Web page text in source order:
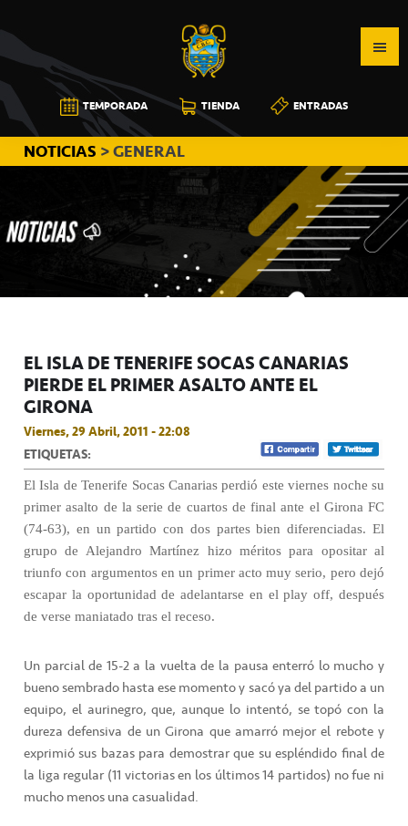
a
la
navegación
principal
al
contenido
principal
a
la
barra
lateral
principal
CB
CANARIAS
TEMPORADA TIENDA ENTRADAS
NOTICIAS > GENERAL
EL ISLA DE TENERIFE SOCAS CANARIAS
PIERDE EL PRIMER ASALTO ANTE EL
GIRONA
Viernes, 29 Abril, 2011 - 22:08
ETIQUETAS:
El Isla de Tenerife Socas Canarias perdió este viernes noche su
primer asalto de la serie de cuartos de final ante el Girona FC
(74-63), en un partido con dos partes bien diferenciadas. El
grupo de Alejandro Martínez hizo méritos para opositar al
triunfo con argumentos en un primer acto muy serio, pero dejó
escapar la oportunidad de adelantarse en el play off, después
de verse maniatado tras el receso.
Un parcial de 15-2 a la vuelta de la pausa enterró lo mucho y
bueno sembrado hasta ese momento y sacó ya del partido a un
equipo, el aurinegro, que, aunque lo intentó, se topó con la
dureza defensiva de un Girona que amarró mejor el rebote y
exprimió sus bazas para demostrar que su espléndido final de
la liga regular (11 victorias en los últimos 14 partidos) no fue ni
mucho menos una casualidad.